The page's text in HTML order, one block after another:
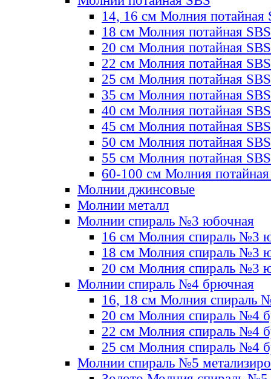
14, 16 см Молния потайная
18 см Молния потайная SBS
20 см Молния потайная SBS
22 см Молния потайная SBS
25 см Молния потайная SBS
35 см Молния потайная SBS
40 см Молния потайная SBS
45 см Молния потайная SBS
50 см Молния потайная SBS
55 см Молния потайная SBS
60-100 см Молния
Молнии джинсовые
Молнии металл
Молнии спираль №3 юбочная
16 см Молния спираль №3
18 см Молния спираль №3
20 см Молния спираль №3
Молнии спираль №4 брючная
16, 18 см Молния спираль
20 см Молния спираль №4
22 см Молния спираль №4
25 см Молния спираль №4
Молнии спираль №5